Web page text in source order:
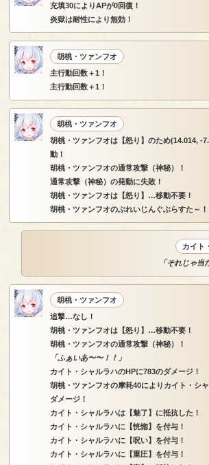
充填30によりAPが0回復！
炎獄は耐性により無効！
胡桃・ツァンフオ
主行動回数＋1！
主行動回数＋1！
胡桃・ツァンフオ
胡桃・ツァンフオは【怒り】のため(14.014, -
動！
胡桃・ツァンフオの通常攻撃（神秘）！
通常攻撃（神秘）の発動に失敗！
胡桃・ツァンフオは【怒り】…移動不要！
胡桃・ツァンフオのぶれいじんぐぶらすた～！
カイト
「それじゃ当
胡桃・ツァンフオ
追撃…なし！
胡桃・ツァンフオは【怒り】…移動不要！
胡桃・ツァンフオの通常攻撃（神秘）！
「ふぁいあ〜〜！！」
カイト・シャルラハのHPに783のダメージ！
胡桃・ツァンフオの摩耗40によりカイト・シ
ダメージ！
カイト・シャルラハは【魅了】に抵抗した！
カイト・シャルラハに【恍惚】を付与！
カイト・シャルラハに【呪い】を付与！
カイト・シャルラハに【重圧】を付与！